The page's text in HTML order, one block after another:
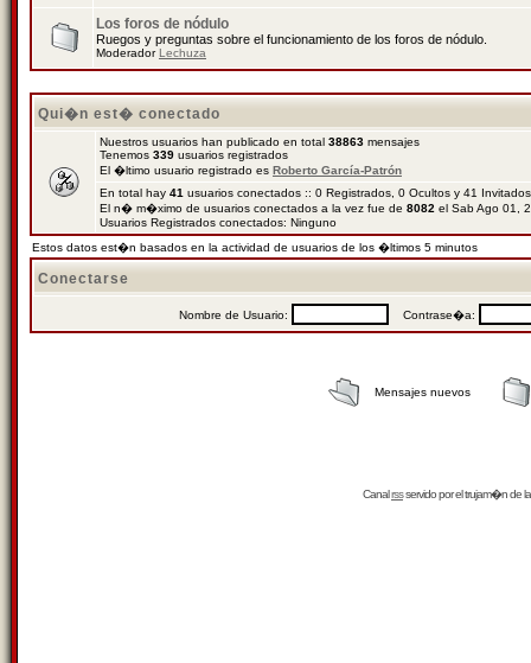
Los foros de nódulo
Ruegos y preguntas sobre el funcionamiento de los foros de nódulo.
ModeradorLechuza
Qui�n est� conectado
Nuestros usuarios han publicado en total 38863 mensajes
Tenemos 339 usuarios registrados
El �ltimo usuario registrado es Roberto García-Patrón
En total hay 41 usuarios conectados :: 0 Registrados, 0 Ocultos y 41
El n� m�ximo de usuarios conectados a la vez fue de 8082 el Sab Ago 01,
Usuarios Registrados conectados: Ninguno
Estos datos est�n basados en la actividad de usuarios de los �ltimos 5 minutos
Conectarse
Nombre de Usuario: Contrase�a:
Mensajes nuevos
Canalrssservido por eltrujam�nde